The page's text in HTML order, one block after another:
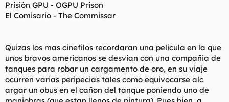
Prisión GPU - OGPU Prison
El Comisario - The Commissar
Quizas los mas cinefilos recordaran una pelicula en la que
unos bravos americanos se desvian con una compañia de
tanques para robar un cargamento de oro, en su viaje
ocurren varias peripecias tales como equivocarse alc
argar un obus en el cañon del tanque poniendo uno de